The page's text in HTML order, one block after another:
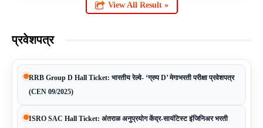
View All Result »
प्रवेशपत्र
RRB Group D Hall Ticket: भारतीय रेल्वे- ‘ग्रुप D’ मेगाभरती परीक्षा प्रवेशपत्र
(CEN 09/2025)
ISRO SAC Hall Ticket: अंतराळ अनुप्रयोग केंद्र-सायंटिस्ट इंजिनिअर भरती